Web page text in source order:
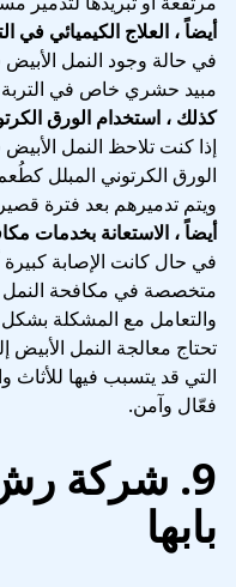
أيضاً ، العلاج الكيميائي في
في حالة وجود النمل
مبيد حشري خاص في التربة
كذلك ، استخدام الورق
إذا كنت تلاحظ النمل
الورق الكرتوني المبلل
ويتم تدميرهم بعد فترة
أيضاً ، الاستعانة بخدمات
في حال كانت الإصابة
متخصصة في مكافحة النمل
والتعامل مع المشكلة
تحتاج معالجة النمل
التي قد يتسبب فيها
فعّال وآمن.
9. شركة
بابها